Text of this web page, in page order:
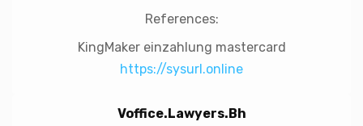
References:
KingMaker einzahlung mastercard
https://sysurl.online
Voffice.lawyers.bh